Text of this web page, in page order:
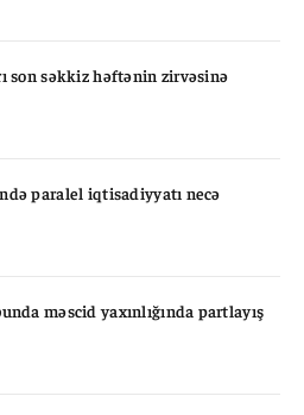
son səkkiz həftənin zirvəsinə
paralel iqtisadiyyatı necə
məscid yaxınlığında partlayış